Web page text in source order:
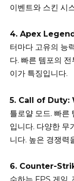
이벤트와 스킨 시
4. Apex
터마다 고유의 능
다. 빠른 템포의
이가 특징입니다.
5. Call of Duty:
틀로얄 모드. 빠른
입니다. 다양한 무
니다. 높은 경쟁력
6. Counter-